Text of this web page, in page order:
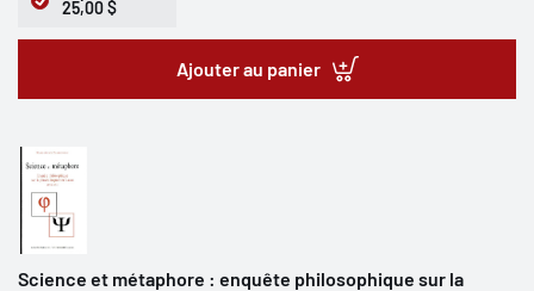
25,00 $
Ajouter au panier
Science et métaphore : enquête philosophique sur la